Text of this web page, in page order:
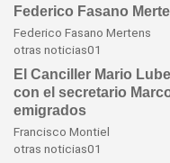
Federico Fasano
Federico Fasano Mertens
otras noticias01
El Canciller Mario
con el secretario
emigrados
Francisco Montiel
otras noticias01